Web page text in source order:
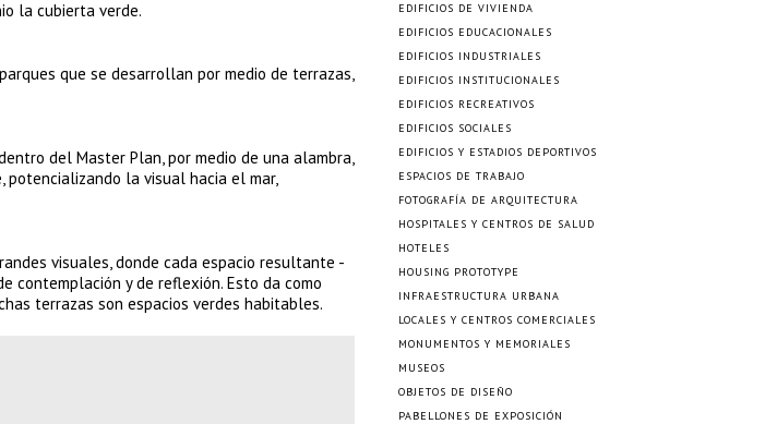
la cubierta verde.
que se desarrollan por medio de terrazas,
del Master Plan, por medio de una alambra,
la visual hacia el mar,
visuales, donde cada espacio resultante -
contemplación y de reflexión. Esto da como
terrazas son espacios verdes habitables.
EDIFICIOS DE VIVIENDA
EDIFICIOS EDUCACIONALES
EDIFICIOS INDUSTRIALES
EDIFICIOS INSTITUCIONALES
EDIFICIOS RECREATIVOS
EDIFICIOS SOCIALES
EDIFICIOS Y ESTADIOS DEPORTIVOS
ESPACIOS DE TRABAJO
FOTOGRAFÍA DE ARQUITECTURA
HOSPITALES Y CENTROS DE SALUD
HOTELES
HOUSING PROTOTYPE
INFRAESTRUCTURA URBANA
LOCALES Y CENTROS COMERCIALES
MONUMENTOS Y MEMORIALES
MUSEOS
OBJETOS DE DISEÑO
PABELLONES DE EXPOSICIÓN